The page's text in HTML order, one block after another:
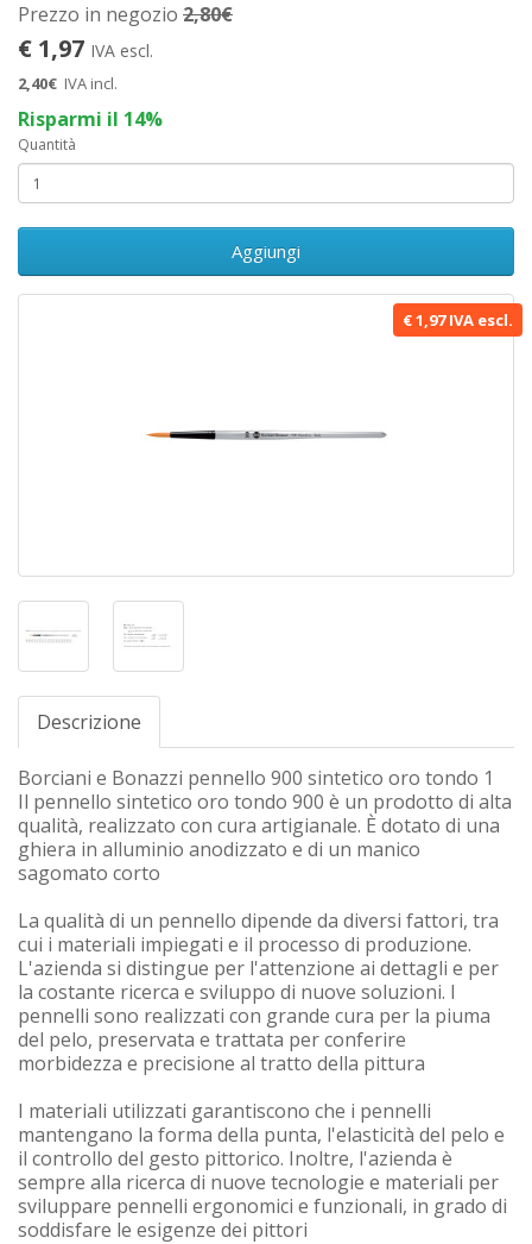
€ 1,97 IVA escl.
Descrizione
Borciani e Bonazzi pennello 900 sintetico oro tondo 1
Il pennello sintetico oro tondo 900 è un prodotto di alta
qualità, realizzato con cura artigianale. È dotato di una
ghiera in alluminio anodizzato e di un manico
sagomato corto
La qualità di un pennello dipende da diversi fattori, tra
cui i materiali impiegati e il processo di produzione.
L'azienda si distingue per l'attenzione ai dettagli e per
la costante ricerca e sviluppo di nuove soluzioni. I
pennelli sono realizzati con grande cura per la piuma
del pelo, preservata e trattata per conferire
morbidezza e precisione al tratto della pittura
I materiali utilizzati garantiscono che i pennelli
mantengano la forma della punta, l'elasticità del pelo e
il controllo del gesto pittorico. Inoltre, l'azienda è
sempre alla ricerca di nuove tecnologie e materiali per
sviluppare pennelli ergonomici e funzionali, in grado di
soddisfare le esigenze dei pittori
Prezzo in negozio 2,80€
€ 1,97 IVA escl.
2,40€ IVA incl.
Risparmi il 14%
Quantità
Aggiungi